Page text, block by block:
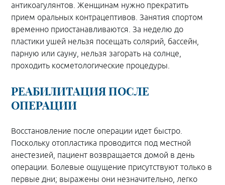
антикоагулянтов. Женщинам нужно прекратить
прием оральных контрацептивов. Занятия спортом
временно приостанавливаются. За неделю до
пластики ушей нельзя посещать солярий, бассейн,
парную или сауну, нельзя загорать на солнце,
проходить косметологические процедуры.
РЕАБИЛИТАЦИЯ ПОСЛЕ
ОПЕРАЦИИ
Восстановление после операции идет быстро.
Поскольку отопластика проводится под местной
анестезией, пациент возвращается домой в день
операции. Болевые ощущение присутствуют только в
первые дни; выражены они незначительно, легко